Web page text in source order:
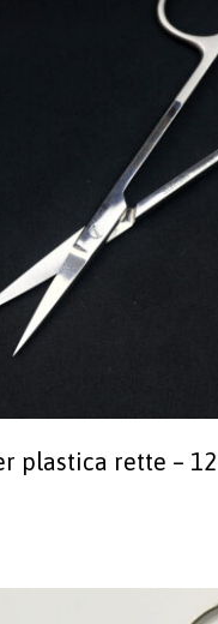
plastica rette –